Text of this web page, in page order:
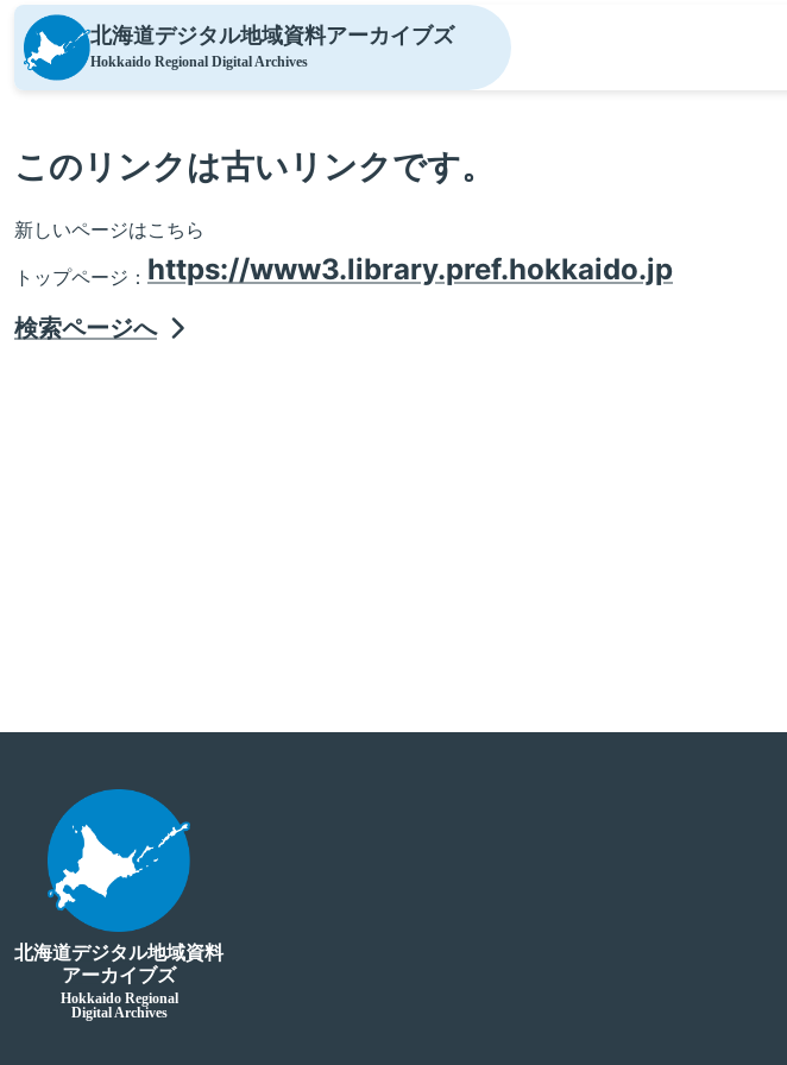
北海道デジタル地域資料アーカイブズ
Hokkaido Regional Digital Archives
このリンクは古いリンクです。
新しいページはこちら
トップページ： https://www3.library.pref.hokkaido.jp
検索ページへ
北海道デジタル地域資料
アーカイブズ
Hokkaido Regional
Digital Archives